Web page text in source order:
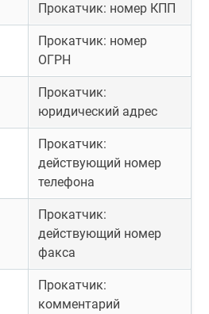
Прокатчик: номер КПП
Прокатчик: номер
ОГРН
Прокатчик:
юридический адрес
Прокатчик:
действующий номер
телефона
Прокатчик:
действующий номер
факса
Прокатчик:
комментарий